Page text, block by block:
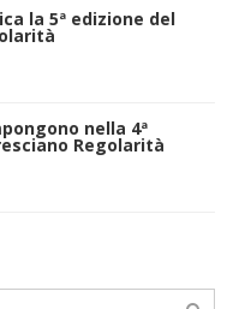
la 5ª edizione del
nella 4ª
Regolarità